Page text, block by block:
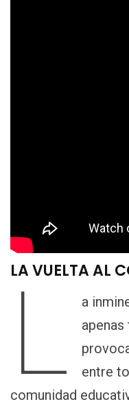
LA VUELTA AL
L
a
apenas
entre
comunidad